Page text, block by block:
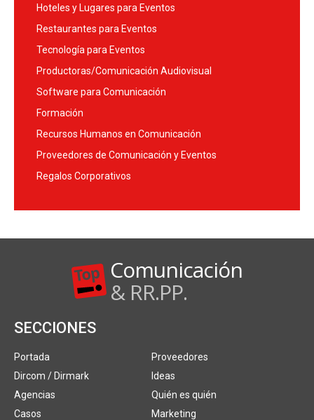
Hoteles y Lugares para Eventos
Restaurantes para Eventos
Tecnología para Eventos
Productoras/Comunicación Audiovisual
Software para Comunicación
Formación
Recursos Humanos en Comunicación
Proveedores de Comunicación y Eventos
Regalos Corporativos
Comunicación
& RR.PP.
SECCIONES
Portada
Dircom / Dirmark
Agencias
Casos
Proveedores
Ideas
Quién es quién
Marketing